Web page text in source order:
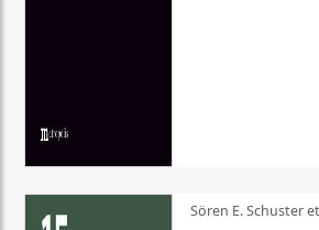
Sören E. Schuster